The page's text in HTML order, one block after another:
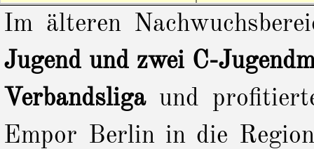
Im älteren
Jugend und zwei C-
Verbandsligaund profitierte
Empor Berlin in die